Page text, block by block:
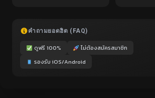
คำถามยอดฮิต (FAQ)
ดูฟรี 100%
ไม่ต้องสมัครสมาชิก
รองรับ iOS/Android